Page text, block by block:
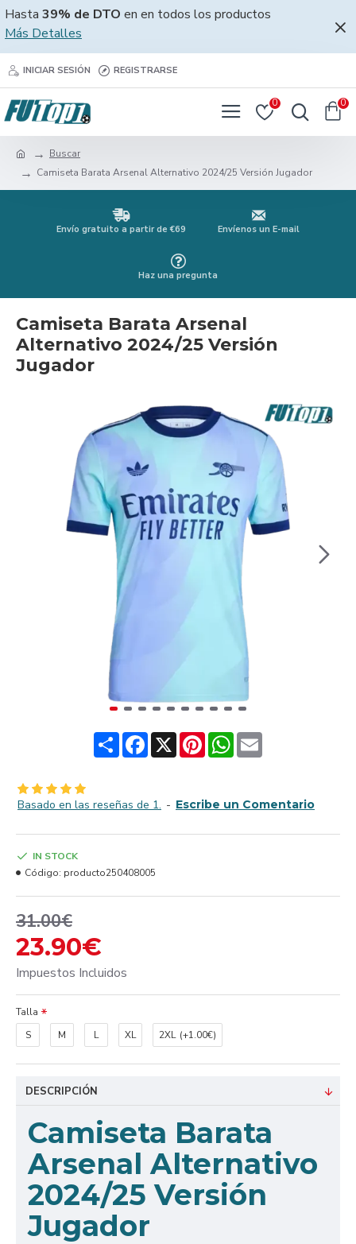
Hasta 39% de DTO en en todos los productos
Más Detalles
INICIAR SESIÓN REGISTRARSE
0 0
Buscar
Camiseta Barata Arsenal Alternativo 2024/25 Versión Jugador
Envío gratuito a partir de €69 Envíenos un E-mail
Haz una pregunta
Camiseta Barata Arsenal
Alternativo 2024/25 Versión
Jugador
ShareFacebook
X PinterestWhatsApp
Email
Basado en las reseñas de 1. - Escribe un Comentario
23.90€
31.00€
Impuestos Incluidos
IN STOCK
Código: producto250408005
Talla
S
M L XL 2XL (+1.00€)
DESCRIPCIÓN
Camiseta Barata
Arsenal Alternativo
2024/25 Versión
Jugador